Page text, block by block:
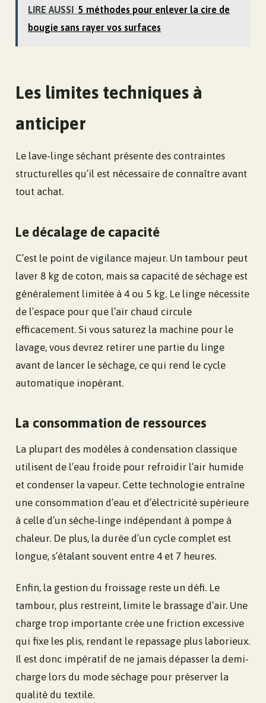
LIRE AUSSI 5 méthodes pour enlever la cire de
bougie sans rayer vos surfaces
Les limites techniques à
anticiper
Le lave-linge séchant présente des contraintes
structurelles qu’il est nécessaire de connaître avant
tout achat.
Le décalage de capacité
C’est le point de vigilance majeur. Un tambour peut
laver 8 kg de coton, mais sa capacité de séchage est
généralement limitée à 4 ou 5 kg. Le linge nécessite
de l’espace pour que l’air chaud circule
efficacement. Si vous saturez la machine pour le
lavage, vous devrez retirer une partie du linge
avant de lancer le séchage, ce qui rend le cycle
automatique inopérant.
La consommation de ressources
La plupart des modèles à condensation classique
utilisent de l’eau froide pour refroidir l’air humide
et condenser la vapeur. Cette technologie entraîne
une consommation d’eau et d’électricité supérieure
à celle d’un sèche-linge indépendant à pompe à
chaleur. De plus, la durée d’un cycle complet est
longue, s’étalant souvent entre 4 et 7 heures.
Enfin, la gestion du froissage reste un défi. Le
tambour, plus restreint, limite le brassage d’air. Une
charge trop importante crée une friction excessive
qui fixe les plis, rendant le repassage plus laborieux.
Il est donc impératif de ne jamais dépasser la demi-
charge lors du mode séchage pour préserver la
qualité du textile.